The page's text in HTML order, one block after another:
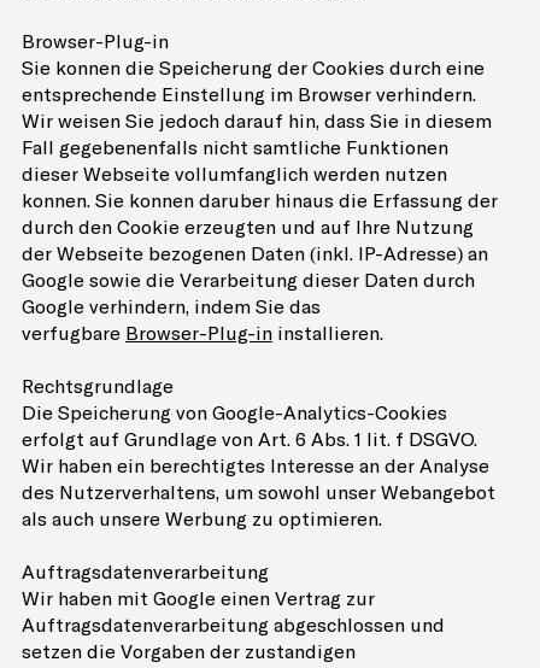
Browser-Plug-in
Sie können die Speicherung der Cookies durch eine
entsprechende Einstellung im Browser verhindern.
Wir weisen Sie jedoch darauf hin, dass Sie in diesem
Fall gegebenenfalls nicht sämtliche Funktionen
dieser Webseite vollumfänglich werden nutzen
können. Sie können darüber hinaus die Erfassung der
durch den Cookie erzeugten und auf Ihre Nutzung
der Webseite bezogenen Daten (inkl. IP-Adresse) an
Google sowie die Verarbeitung dieser Daten durch
Google verhindern, indem Sie das
verfügbare Browser-Plug-ininstallieren.
Rechtsgrundlage
Die Speicherung von Google-Analytics-Cookies
erfolgt auf Grundlage von Art. 6 Abs. 1 lit. f DSGVO.
Wir haben ein berechtigtes Interesse an der Analyse
des Nutzerverhaltens, um sowohl unser Webangebot
als auch unsere Werbung zu optimieren.
Auftragsdatenverarbeitung
Wir haben mit Google einen Vertrag zur
Auftragsdatenverarbeitung abgeschlossen und
setzen die Vorgaben der zuständigen